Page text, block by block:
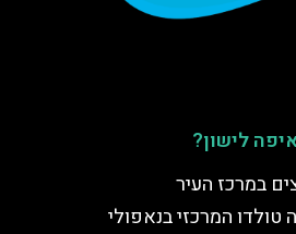
לישון?
במרכז העיר
טולדו המרכזי בנאפולי